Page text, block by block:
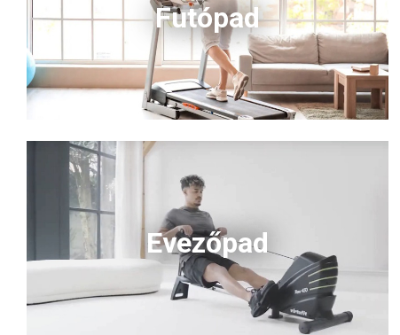
használatra.</strong>
Futópad
Evezőpad